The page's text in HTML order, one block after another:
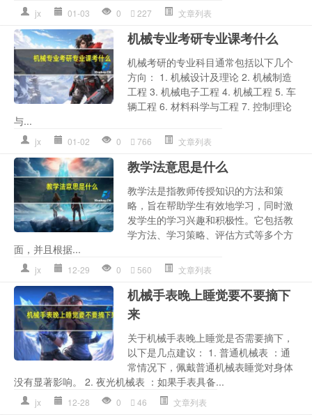
jx 01-03 0 227 文章列表
机械专业考研专业课考什么
机械考研的专业科目通常包括以下几个
方向： 1. 机械设计及理论 2. 机械制造
工程 3. 机械电子工程 4. 机械工程 5. 车
辆工程 6. 材料科学与工程 7. 控制理论
与...
jx 01-02 0 766 文章列表
教学法意思是什么
教学法是指教师传授知识的方法和策
略，旨在帮助学生有效地学习，同时激
发学生的学习兴趣和积极性。它包括教
学方法、学习策略、评估方式等多个方
面，并且根据...
jx 12-29 0 560 文章列表
机械手表晚上睡觉要不要摘下
来
关于机械手表晚上睡觉是否需要摘下，
以下是几点建议： 1. 普通机械表 ：通
常情况下，佩戴普通机械表睡觉对身体
没有显著影响。 2. 夜光机械表 ：如果手表具备...
jx 12-28 0 46 文章列表